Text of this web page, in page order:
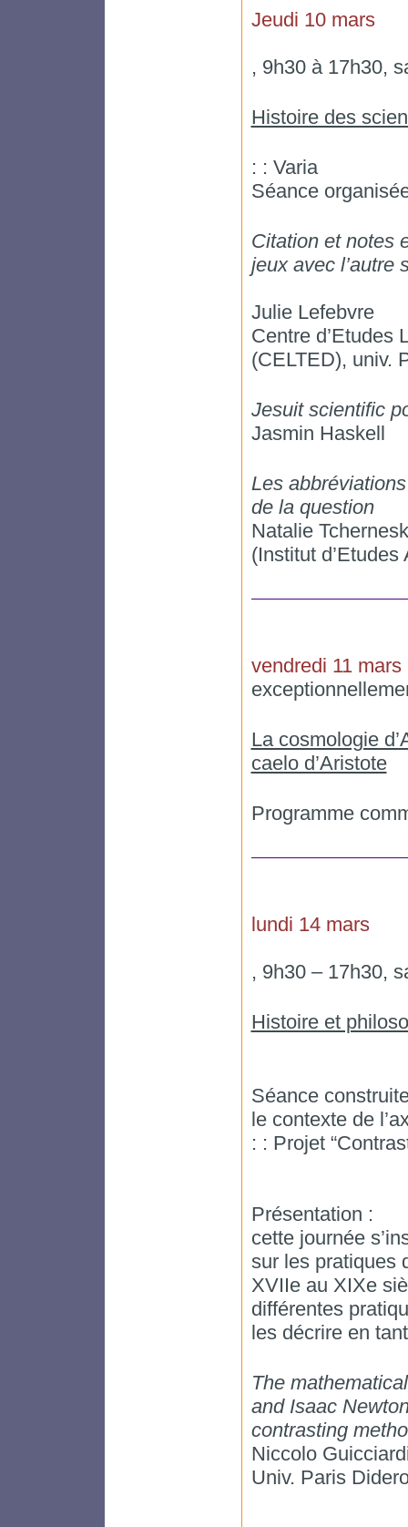
Jeudi 10 mars
, 9h30 à 17h30,
Histoire des
: : Varia
Séance
Citation et notes
jeux avec l’autre
Julie Lefebvre
Centre d’Etudes
(CELTED), univ.
Jesuit scientific
Jasmin Haskell
Les
de la question
Natalie
(Institut
vendredi 11 mars
La cosmologie
caelo d’Aristote
Programme
lundi 14 mars
, 9h30 – 17h30,
Histoire et
Séance
le contexte de
: : Projet
Présentation :
cette journée
sur les pratiques
XVIIe au XIXe
différentes
les décrire en
The
and Isaac
contrasting
Niccolo
Univ. Paris